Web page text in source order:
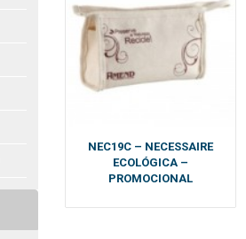
NEC19C – NECESSAIRE
ECOLÓGICA –
PROMOCIONAL